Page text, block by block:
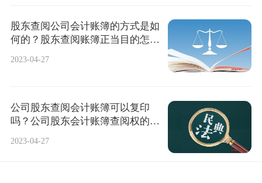
股东查阅公司会计账簿的方式是如
何的？股东查阅账簿正当目的怎么
2023-04-27
公司股东查阅会计账簿可以复印
吗？公司股东会计账簿查阅权的行
2023-04-27